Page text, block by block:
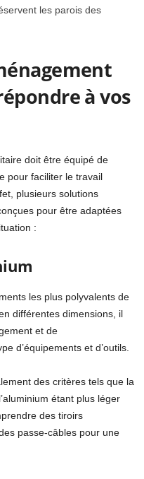
les parois des
à vos
doit être équipé de
pour faciliter le travail
plusieurs solutions
pour être adaptées
:
les plus polyvalents de
différentes dimensions, il
et de
d’équipements et d’outils.
des critères tels que la
étant plus léger
des tiroirs
passe-câbles pour une